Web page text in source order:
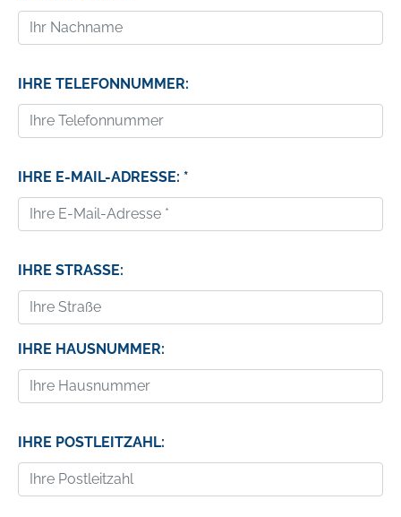
IHRE TELEFONNUMMER:
IHRE E-MAIL-ADRESSE: *
IHRE STRASSE:
IHRE HAUSNUMMER:
IHRE POSTLEITZAHL: